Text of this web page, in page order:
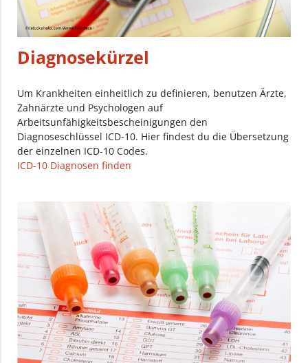
Diagnosekürzel
Um Krankheiten einheitlich zu definieren, benutzen Ärzte,
Zahnärzte und Psychologen auf
Arbeitsunfähigkeitsbescheinigungen den
Diagnoseschlüssel ICD-10. Hier findest du die Übersetzung
der einzelnen ICD-10 Codes.
ICD-10 Diagnosen finden